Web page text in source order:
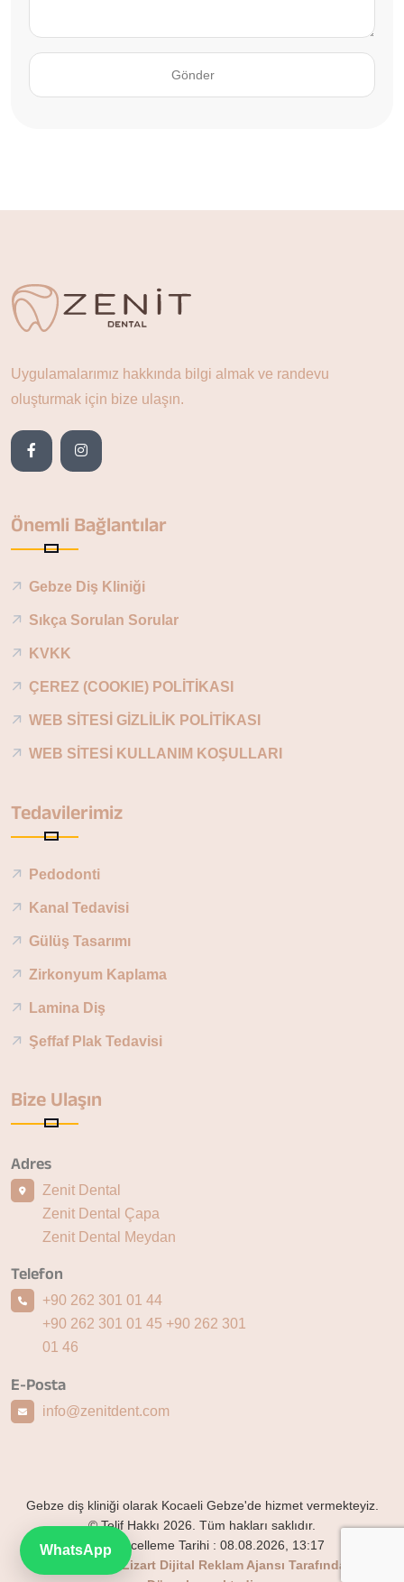
Uygulamalarımız hakkında bilgi almak ve randevu
oluşturmak için bize ulaşın.
Önemli Bağlantılar
Gebze Diş Kliniği
Sıkça Sorulan Sorular
KVKK
ÇEREZ (COOKIE) POLİTİKASI
WEB SİTESİ GİZLİLİK POLİTİKASI
WEB SİTESİ KULLANIM KOŞULLARI
Tedavilerimiz
Pedodonti
Kanal Tedavisi
Gülüş Tasarımı
Zirkonyum Kaplama
Lamina Diş
Şeffaf Plak Tedavisi
Bize Ulaşın
Adres
Zenit Dental
Zenit Dental Çapa
Zenit Dental Meydan
Telefon
+90 262 301 01 44
+90 262 301 01 45 +90 262 301
01 46
E-Posta
info@zenitdent.com
Gebze diş kliniği olarak Kocaeli Gebze'de hizmet vermekteyiz.
© Telif Hakkı 2026. Tüm hakları saklıdır.
Son Güncelleme Tarihi : 08.08.2026, 13:17
Bu website Lizart Dijital Reklam Ajansı Tarafından
WhatsApp